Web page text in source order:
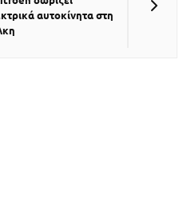
αυτοκίνητα στη